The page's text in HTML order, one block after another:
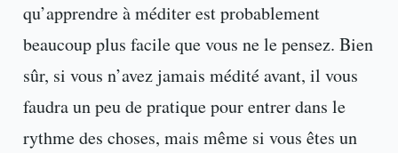
qu’apprendre à méditer est probablement
beaucoup plus facile que vous ne le pensez. Bien
sûr, si vous n’avez jamais médité avant, il vous
faudra un peu de pratique pour entrer dans le
rythme des choses, mais même si vous êtes un